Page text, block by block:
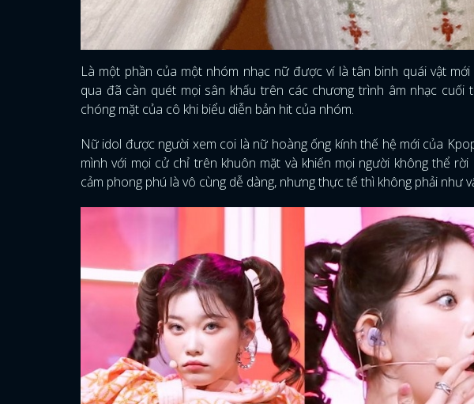
Là một phần của một nhóm nhạc nữ được ví là tân binh quái vật
qua đã càn quét mọi sân khấu trên các chương trình âm nhạc
chóng mặt của cô khi biểu diễn bản hit của nhóm.
Nữ idol được người xem coi là nữ hoàng ống kính thế hệ mới của
mình với mọi cử chỉ trên khuôn mặt và khiến mọi người không thể
cảm phong phú là vô cùng dễ dàng, nhưng thực tế thì không phải như